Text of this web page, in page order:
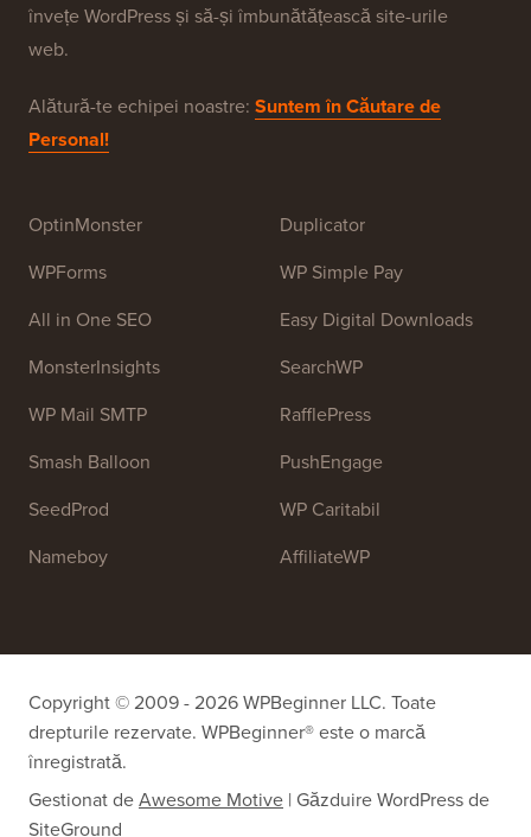
învețe WordPress și să-și îmbunătățească site-urile
web.
Alătură-te echipei noastre: Suntem în Căutare de
Personal!
OptinMonster
WPForms
All in One SEO
MonsterInsights
WP Mail SMTP
Smash Balloon
SeedProd
Nameboy
Duplicator
WP Simple Pay
Easy Digital Downloads
SearchWP
RafflePress
PushEngage
WP Caritabil
AffiliateWP
Copyright © 2009 - 2026 WPBeginner LLC. Toate
drepturile rezervate. WPBeginner® este o marcă
înregistrată.
Gestionat deAwesome Motive | Găzduire WordPressde
SiteGround